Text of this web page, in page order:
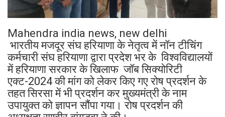
Mahendra india news, new delhi
भारतीय मजदूर संघ हरियाणा के नेतृत्व में नॉन टीचिंग
कर्मचारी संघ हरियाणा द्वारा प्रदेश भर के विश्वविद्यालयों
में हरियाणा सरकार के खिलाफ जॉब सिक्योरिटी
एक्ट-2024 की मांग को लेकर किए गए रोष प्रदर्शन के
तहत सिरसा में भी प्रदर्शन कर मुख्यमंत्री के नाम
उपायुक्त को ज्ञापन सौंपा गया। रोष प्रदर्शन की